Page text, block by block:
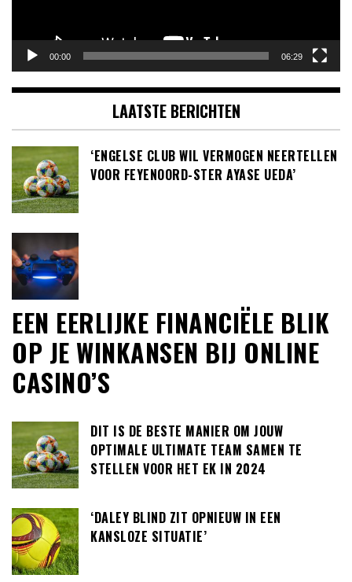
00:00 06:29
LAATSTE BERICHTEN
‘ENGELSE CLUB WIL VERMOGEN NEERTELLEN
VOOR FEYENOORD-STER AYASE UEDA’
EEN EERLIJKE FINANCIËLE BLIK
OP JE WINKANSEN BIJ ONLINE
CASINO’S
DIT IS DE BESTE MANIER OM JOUW
OPTIMALE ULTIMATE TEAM SAMEN TE
STELLEN VOOR HET EK IN 2024
‘DALEY BLIND ZIT OPNIEUW IN EEN
KANSLOZE SITUATIE’